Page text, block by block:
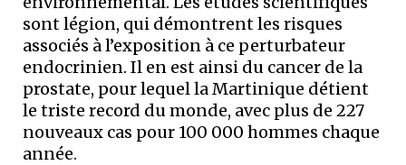
sont légion, qui démontrent les risques
associés à l’exposition à ce perturbateur
endocrinien. Il en est ainsi du cancer de la
prostate, pour lequel la Martinique détient
le triste record du monde, avec plus de 227
nouveaux cas pour 100 000 hommes chaque
année.